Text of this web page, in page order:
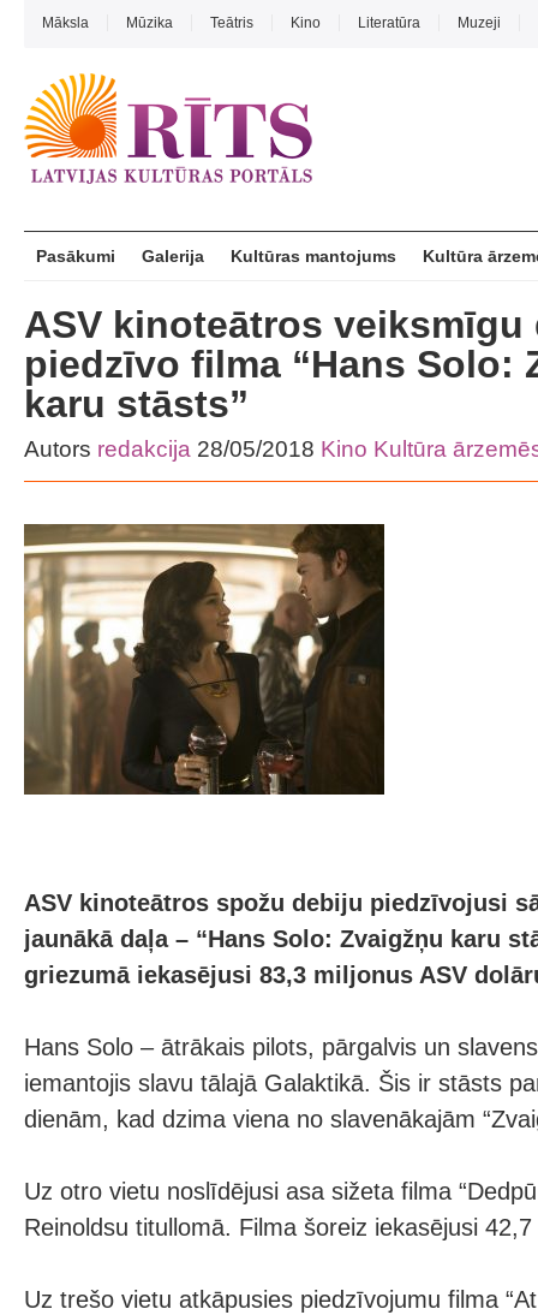
Māksla Mūzika Teātris Kino Literatūra Muzeji
Pasākumi Galerija Kultūras mantojums Kultūra
ASV kinoteātros veiksmīgu
piedzīvo filma “Hans Solo:
karu stāsts”
Autors redakcija 28/05/2018 Kino Kultūra
ASV kinoteātros spožu debiju piedzīvojusi
jaunākā daļa – “Hans Solo: Zvaigžņu karu
griezumā iekasējusi 83,3 miljonus ASV
Hans Solo – ātrākais pilots, pārgalvis un
iemantojis slavu tālajā Galaktikā. Šis ir stāsts
dienām, kad dzima viena no slavenākajām
Uz otro vietu noslīdējusi asa sižeta filma
Reinoldsu titullomā. Filma šoreiz iekasējusi
Uz trešo vietu atkāpusies piedzīvojumu filma